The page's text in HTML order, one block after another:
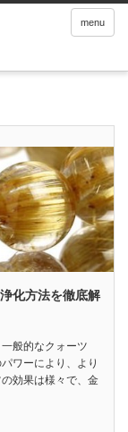
menu
化方法を徹底解
般的なクォーツ
ワーにより、より
効果は様々で、金